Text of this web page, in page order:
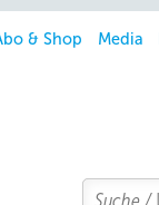
& Shop Media
Search
Suchen